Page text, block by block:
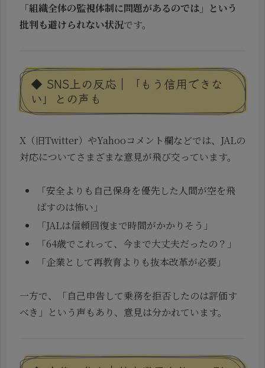
「組織全体の監視体制に問題があるのでは」という
批判も避けられない状況です。
◆ SNS上の反応｜「もう信用できな
い」との声も
X（旧Twitter）やYahooコメント欄などでは、JALの
対応についてさまざまな意見が飛び交っています。
「安全よりも自己保身を優先した人間が空を飛
ばすのは怖い」
「JALは信頼回復まで時間がかかりそう」
「64歳でこれって、今まで大丈夫だったの？」
「企業として再教育よりも抜本改革が必要」
一方で、「自己申告して乗務を拒否したのは評価す
べき」という声もあり、意見は分かれています。